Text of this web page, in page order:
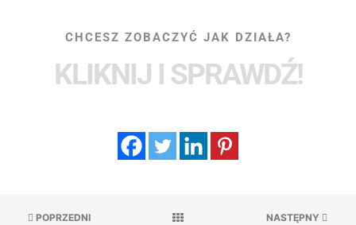
CHCESZ ZOBACZYĆ JAK DZIAŁA?
KLIKNIJ I SPRAWDŹ!
POPRZEDNI NASTĘPNY